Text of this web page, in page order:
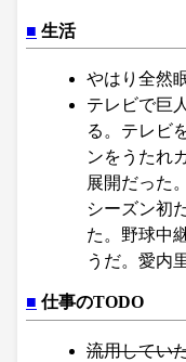
■ 生活
やはり全然
テレビで巨
る。テレビ
ンをうたれ
展開だった
シーズン初
た。野球中
うだ。愛内
■ 仕事のTODO
流用してい